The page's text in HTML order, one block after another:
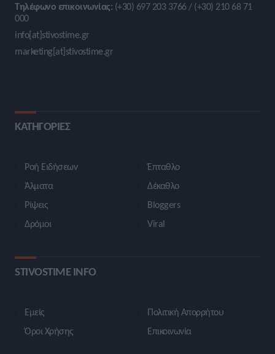
Τηλέφωνο επικοινωνίας: (+30) 697 203 3766 / (+30) 210 68 71
000
info[at]stivostime.gr
marketing[at]stivostime.gr
ΚΑΤΗΓΟΡΙΕΣ
Ροή Ειδήσεων
Άλματα
Ρίψεις
Δρόμοι
Έπταθλο
Δέκαθλο
Bloggers
Viral
STIVOSTIME INFO
Εμείς
Όροι Χρήσης
Πολιτική Απορρήτου
Επικοινωνία